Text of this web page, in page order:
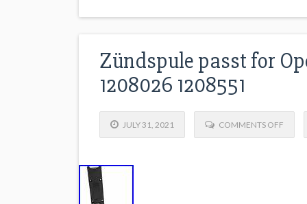
Zündspule passt for
1208026 1208551
JULY 31, 2021 COMMENTS OFF